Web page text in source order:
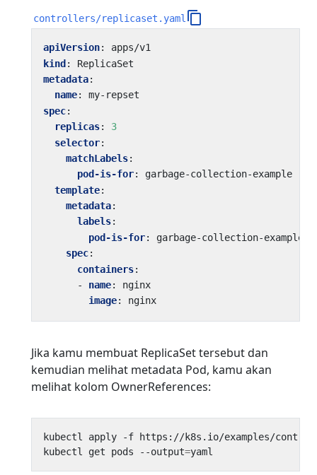
controllers/replicaset.yaml
apiVersion:
apps/v1
kind:
ReplicaSet
metadata:
name:
my-repset
spec:
replicas:
3
selector:
matchLabels:
pod-is-for:
garbage-collection-example
template:
metadata:
labels:
pod-is-for:
garbage-collection-example
spec:
containers:
- name:
nginx
image: nginx
Jika kamu membuat ReplicaSet tersebut dan
kemudian melihat metadata Pod, kamu akan
melihat kolom OwnerReferences:
kubectl get pods --output=